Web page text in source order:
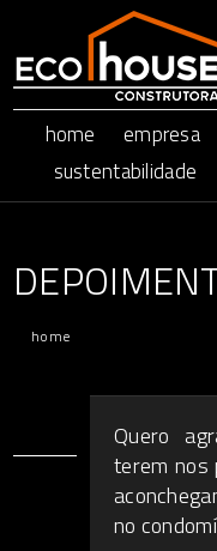
home empresa
sustentabilidade
home
Quero
terem nos
no